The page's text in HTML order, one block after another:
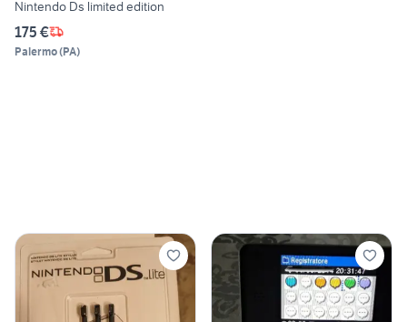
Nintendo Ds limited edition
175 €
Palermo(PA)